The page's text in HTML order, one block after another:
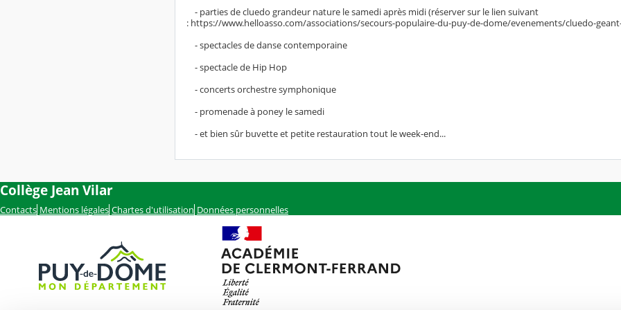
- parties de cluedo grandeur nature le samedi après midi (réserver sur le lien suivant
: https://www.helloasso.com/associations/secours-populaire-du-puy-de-dome/evenements/cluedo-
- spectacles de danse contemporaine
- spectacle de Hip Hop
- concerts orchestre symphonique
- promenade à poney le samedi
- et bien sûr buvette et petite restauration tout le week-end...
Collège Jean Vilar
Contacts Mentions légales Chartes d'utilisation Données personnelles